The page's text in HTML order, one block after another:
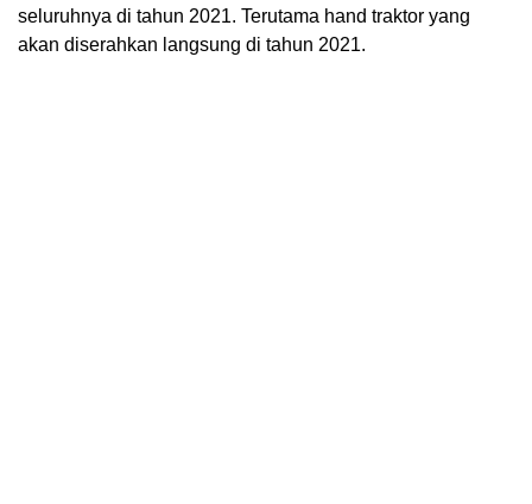
seluruhnya di tahun 2021. Terutama hand traktor yang
akan diserahkan langsung di tahun 2021.